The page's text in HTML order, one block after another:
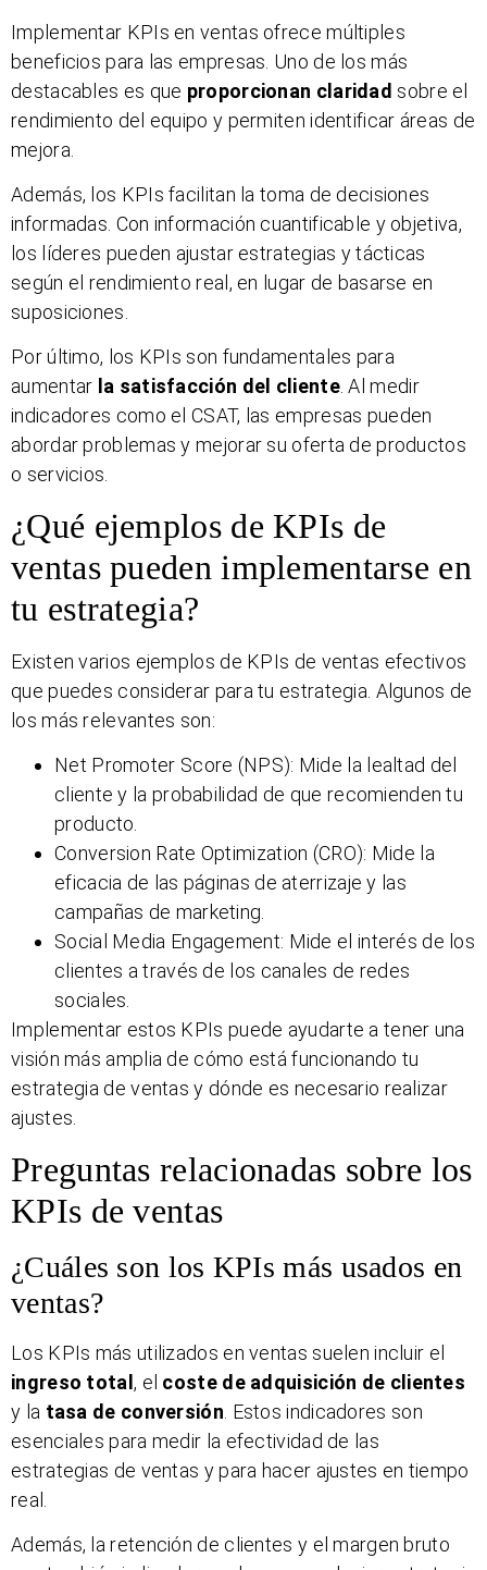
Implementar KPIs en ventas ofrece múltiples
beneficios para las empresas. Uno de los más
destacables es que proporcionan claridad sobre el
rendimiento del equipo y permiten identificar áreas de
mejora.
Además, los KPIs facilitan la toma de decisiones
informadas. Con información cuantificable y objetiva,
los líderes pueden ajustar estrategias y tácticas
según el rendimiento real, en lugar de basarse en
suposiciones.
Por último, los KPIs son fundamentales para
aumentar la satisfacción del cliente. Al medir
indicadores como el CSAT, las empresas pueden
abordar problemas y mejorar su oferta de productos
o servicios.
¿Qué ejemplos de KPIs de
ventas pueden implementarse en
tu estrategia?
Existen varios ejemplos de KPIs de ventas efectivos
que puedes considerar para tu estrategia. Algunos de
los más relevantes son:
Net Promoter Score (NPS): Mide la lealtad del
cliente y la probabilidad de que recomienden tu
producto.
Conversion Rate Optimization (CRO): Mide la
eficacia de las páginas de aterrizaje y las
campañas de marketing.
Social Media Engagement: Mide el interés de los
clientes a través de los canales de redes
sociales.
Implementar estos KPIs puede ayudarte a tener una
visión más amplia de cómo está funcionando tu
estrategia de ventas y dónde es necesario realizar
ajustes.
Preguntas relacionadas sobre los
KPIs de ventas
¿Cuáles son los KPIs más usados en
ventas?
Los KPIs más utilizados en ventas suelen incluir el
ingreso total, el coste de adquisición de clientes
y la tasa de conversión . Estos indicadores son
esenciales para medir la efectividad de las
estrategias de ventas y para hacer ajustes en tiempo
real.
Además, la retención de clientes y el margen bruto